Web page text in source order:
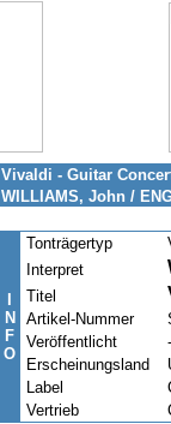
Vivaldi - Guitar
WILLIAMS, John /
N
F
O
Tonträgertyp
Interpret
Titel
Artikel-Nummer
Veröffentlicht
Erscheinungsland
Label
Vertrieb